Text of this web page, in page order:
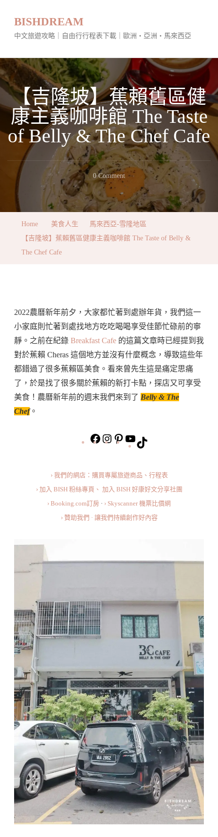
BISHDREAM
中文旅遊攻略｜自由行行程表下載｜歐洲・亞洲・馬來西亞
【吉隆坡】蕉賴舊區健
康主義咖啡館 The Taste
of Belly & The Chef Cafe
0 CommentOn
【吉
隆
主
義
咖
啡
館
The
Taste
&
Chef
Cafe
Home 美食人生
馬來西亞-雪隆地區
【吉隆坡】蕉賴舊區健康主義咖啡館 The Taste of Belly &
The Chef Cafe
2022農曆新年前夕，大家都忙著到處辦年貨，我們這一
小家庭則忙著到處找地方吃吃喝喝享受佳節忙碌前的寧
靜。之前在紀錄 Breakfast Cafe 的這篇文章時已經提到我
對於蕉賴 Cheras 這個地方並沒有什麼概念，導致這些年
都錯過了很多蕉賴區美食。看來曾先生這是痛定思痛
了，於是找了很多關於蕉賴的新打卡點，探店又可享受
美食！農曆新年前的週末我們來到了 Belly & The
Chef。
https://www.facebook.com/bishdream
https://www.instagram.com/
https://www.pinterest.com/
旅
› 我們的網店：購買專屬旅遊商品、行程表
› 加入 BISH 粉絲專頁、 加入 BISH 好康好文分享社團
› Booking.com訂房 · › Skyscanner 機票比價網
› 贊助我們 · 讓我們持續創作好內容